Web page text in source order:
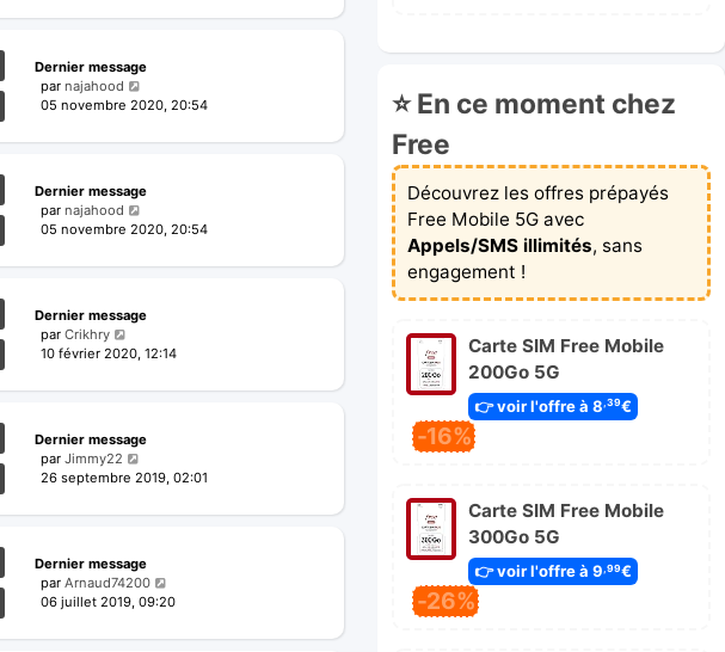
Dernier message
par najahood
05 novembre 2020, 20:54
Dernier message
par najahood
05 novembre 2020, 20:54
Dernier message
par Crikhry
10 février 2020, 12:14
Dernier message
par Jimmy22
26 septembre 2019, 02:01
Dernier message
par Arnaud74200
06 juillet 2019, 09:20
⭐ En ce moment chez
Free
Découvrez les offres prépayés
Free Mobile 5G avec
Appels/SMS illimités, sans
engagement !
Carte SIM Free Mobile
200Go 5G
👉 voir l'offre à 8,39€
-16%
Carte SIM Free Mobile
300Go 5G
👉 voir l'offre à 9 ,99€
-26%